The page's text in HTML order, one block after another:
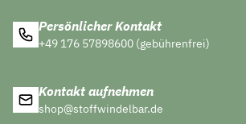
Persönlicher Kontakt
+49 176 57898600 (gebührenfrei)
Kontakt aufnehmen
shop@stoffwindelbar.de